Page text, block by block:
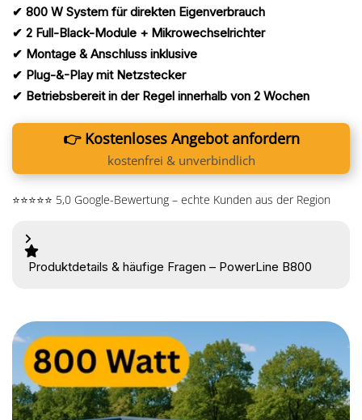
✔ 800 W System für direkten Eigenverbrauch
✔ 2 Full-Black-Module + Mikrowechselrichter
✔ Montage & Anschluss inklusive
✔ Plug-&-Play mit Netzstecker
✔ Betriebsbereit in der Regel innerhalb von 2 Wochen
👉 Kostenloses Angebot anfordern
kostenfrei & unverbindlich
⭐⭐⭐⭐⭐ 5,0 Google-Bewertung – echte Kunden aus der Region
Produktdetails & häufige Fragen – PowerLine B800